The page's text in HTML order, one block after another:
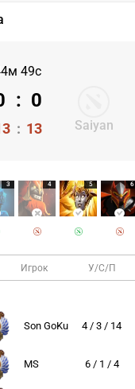
49с
Saiyan
: 0
: 13
3 4 5 6
Игрок У/С/П
Son GoKu 4 / 3 / 14
MS 6 / 1 / 4